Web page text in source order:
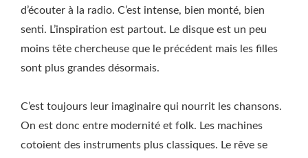
d’écouter à la radio. C’est intense, bien monté, bien
senti. L’inspiration est partout. Le disque est un peu
moins tête chercheuse que le précédent mais les filles
sont plus grandes désormais.
C’est toujours leur imaginaire qui nourrit les chansons.
On est donc entre modernité et folk. Les machines
cotoient des instruments plus classiques. Le rêve se